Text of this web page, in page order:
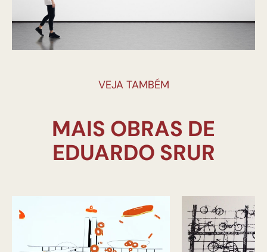
VEJA TAMBÉM
MAIS OBRAS DE